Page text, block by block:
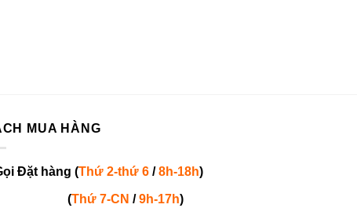
MUA HÀNG
Đặt hàng (Thứ 2-thứ 6 /8h-18h)
(Thứ 7-CN /9h-17h)